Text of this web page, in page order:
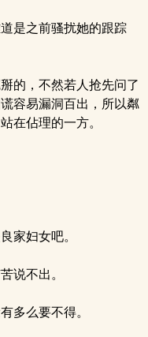
是之前骚扰她的跟踪
的，不然若人抢先问了
容易漏洞百出，所以粼
在佔理的一方。
家妇女吧。
说不出。
多么要不得。